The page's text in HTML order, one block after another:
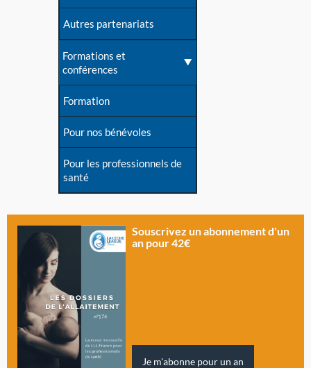
Autres partenariats
Formations et
conférences
Formation
Pour nos bénévoles
Pour les professionnels de
santé
Souscrivez un abonnement d'un
an pour 42€
Je m'abonne pour un an